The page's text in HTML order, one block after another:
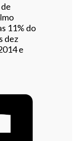
11% do
dez
e